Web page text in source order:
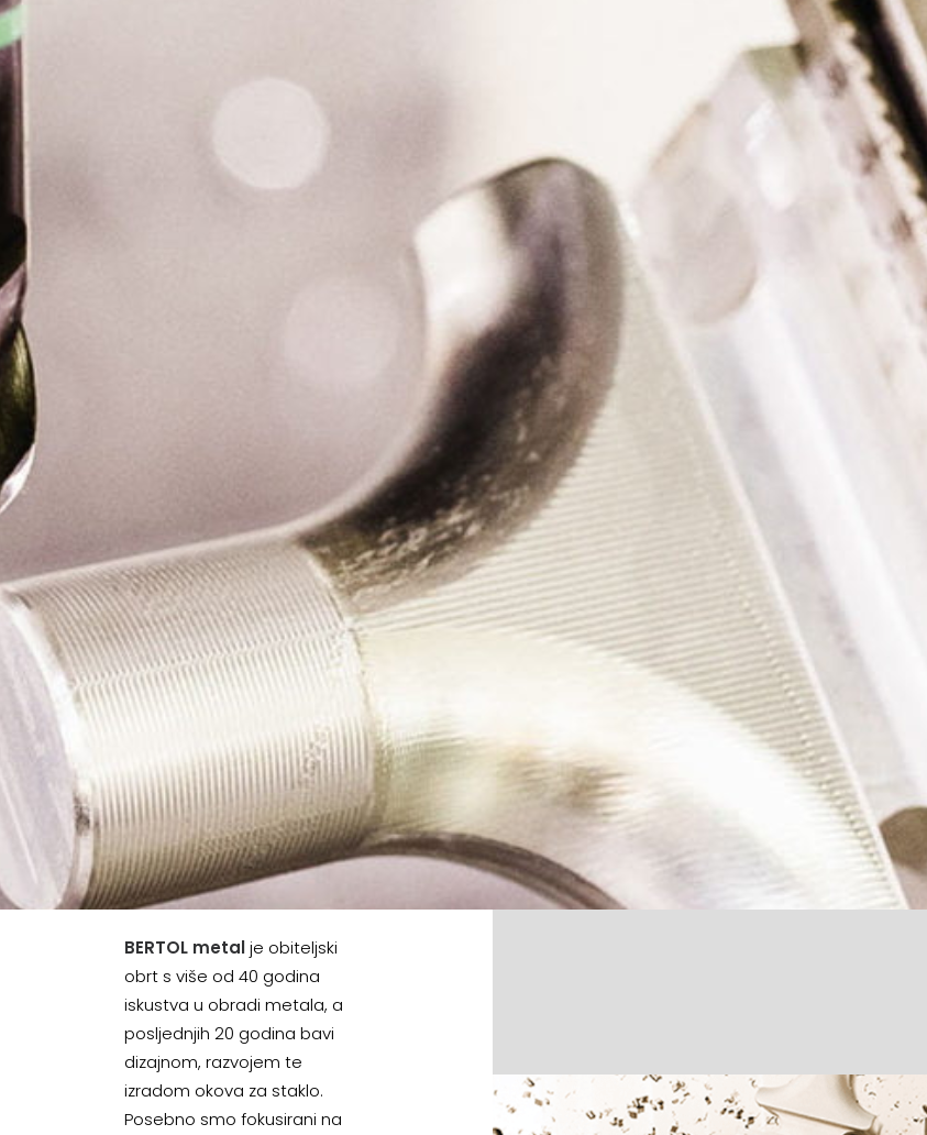
BERTOL metalje obiteljski
obrt s više od 40 godina
iskustva u obradi metala, a
posljednjih 20 godina bavi
dizajnom, razvojem te
izradom okova za staklo.
Posebno smo fokusirani na